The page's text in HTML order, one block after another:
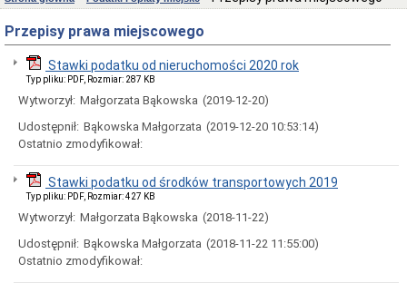
Miejska
2024-
2029
Prezydium
Rady
Miejskiej
Dyżury
w
Rady
Miejskiej
Składy
komisji
stałych
doraźnych
Przepisy prawa miejscowego
Stawki podatku od nieruchomości 2020 rok
Typ pliku: PDF, Rozmiar: 287 KB
Wytworzył: Małgorzata Bąkowska (2019-12-20)
Udostępnił: Bąkowska Małgorzata (2019-12-20 10:53:14)
Ostatnio zmodyfikował:
Stawki podatku od środków transportowych 2019
Typ pliku: PDF, Rozmiar: 427 KB
Wytworzył: Małgorzata Bąkowska (2018-11-22)
Udostępnił: Bąkowska Małgorzata (2018-11-22 11:55:00)
Ostatnio zmodyfikował: